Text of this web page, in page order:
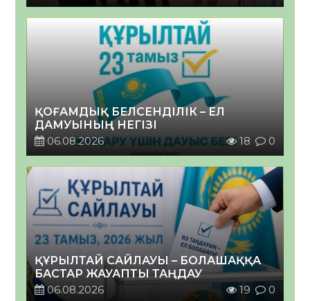
ҚОҒАМДЫҚ БЕЛСЕНДІЛІК – ЕЛ
ДАМУЫНЫҢ НЕГІЗІ
06.08.2026
18 0
ҚҰРЫЛТАЙ САЙЛАУЫ – БОЛАШАҚҚА
БАСТАР ЖАУАПТЫ ТАҢДАУ
06.08.2026
19 0